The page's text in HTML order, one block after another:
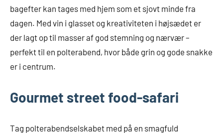
bagefter kan tages med hjem som et sjovt minde fra
dagen. Med vin i glasset og kreativiteten i højsædet er
der lagt op til masser af god stemning og nærvær –
perfekt til en polterabend, hvor både grin og gode snakke
er i centrum.
Gourmet street food-safari
Tag polterabendselskabet med på en smagfuld